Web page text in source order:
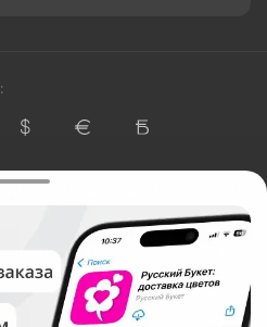
цветов в Челябинске
«Технология»
5410081997
ул. Ипподромская,